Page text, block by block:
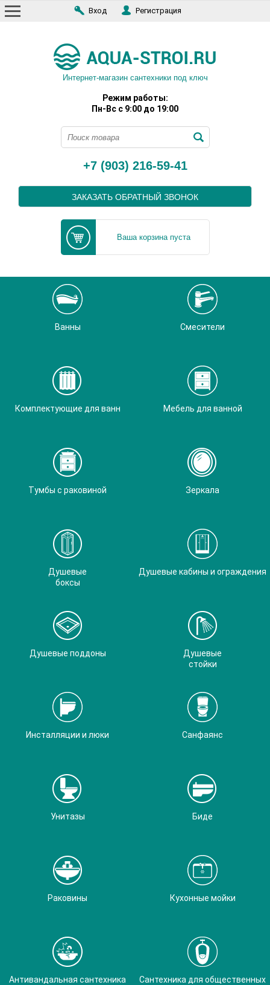
Вход Регистрация
Интернет-магазин сантехники под ключ
Режим работы:
Пн-Вс с 9:00 до 19:00
+7 (903) 216-59-41
ЗАКАЗАТЬ ОБРАТНЫЙ ЗВОНОК
Ваша корзина пуста
Ванны Смесители
Комплектующие для ванн Мебель для ванной
Тумбы с раковиной Зеркала
Душевые
боксы
Душевые кабины и ограждения
Душевые поддоны
Душевые
стойки
Инсталляции и люки Санфаянс
Унитазы Биде
Раковины Кухонные мойки
Антивандальная сантехника
Сантехника для общественных